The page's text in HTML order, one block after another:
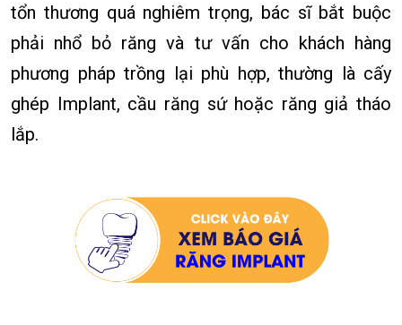
tổn thương quá nghiêm trọng, bác sĩ bắt buộc
phải nhổ bỏ răng và tư vấn cho khách hàng
phương pháp trồng lại phù hợp, thường là cấy
ghép Implant, cầu răng sứ hoặc răng giả tháo
lắp.